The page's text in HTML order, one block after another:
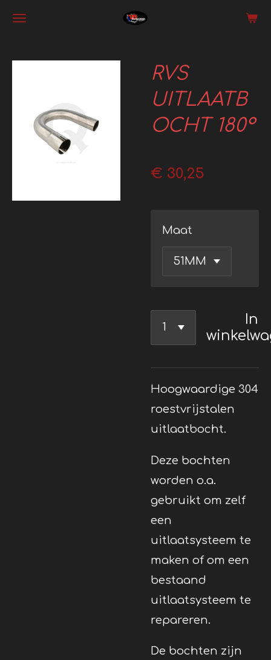
Ga
RVS
UITLAATB
OCHT 180°
€ 30,25
Maat
In
Hoogwaardige 304
roestvrijstalen
uitlaatbocht.
Deze bochten
worden o.a.
gebruikt om zelf
een
uitlaatsysteem te
maken of om een
bestaand
uitlaatsysteem te
repareren.
De bochten zijn